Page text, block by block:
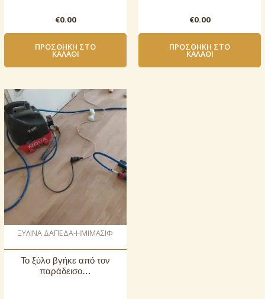
€0.00
ΠΡΟΣΘΉΚΗ ΣΤΟ
ΚΑΛΆΘΙ
€0.00
ΠΡΟΣΘΉΚΗ ΣΤΟ
ΚΑΛΆΘΙ
ΞΥΛΙΝΑ ΔΑΠΕΔΑ-ΗΜΙΜΑΣΙΦ
Το ξύλο βγήκε από τον
παράδεισο…